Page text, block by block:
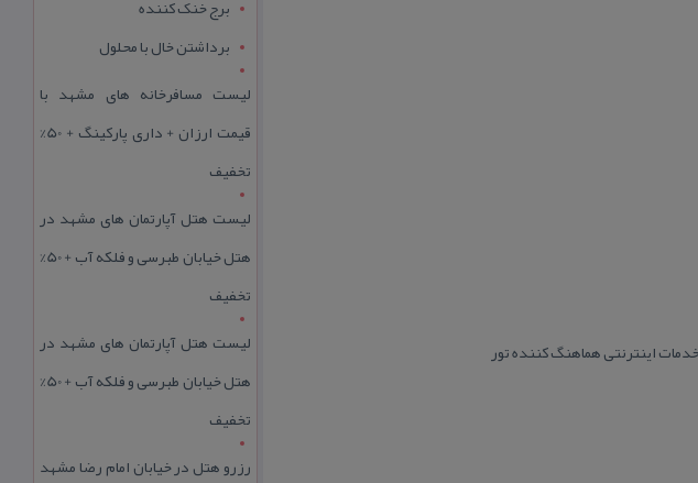
برج خنک کننده
برداشتن خال با محلول
لیست مسافرخانه های مشهد با
قیمت ارزان + داری پارکینگ + 50%
تخفیف
لیست هتل آپارتمان های مشهد در
هتل خیابان طبرسی و فلکه آب + 50%
تخفیف
لیست هتل آپارتمان های مشهد در
هتل خیابان طبرسی و فلکه آب + 50%
تخفیف
رزرو هتل در خیابان امام رضا مشهد